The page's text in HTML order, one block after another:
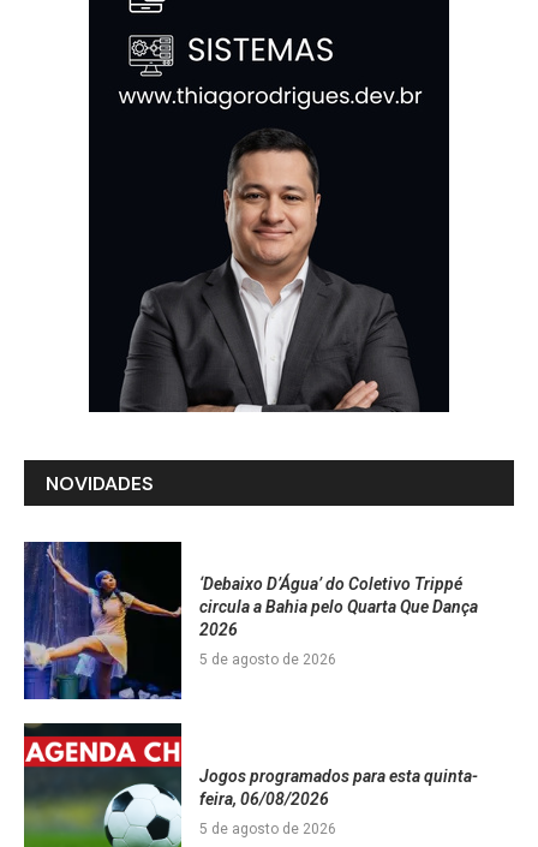
NOVIDADES
‘Debaixo D’Água’ do Coletivo Trippé
circula a Bahia pelo Quarta Que Dança
2026
5 de agosto de 2026
Jogos programados para esta quinta-
feira, 06/08/2026
5 de agosto de 2026